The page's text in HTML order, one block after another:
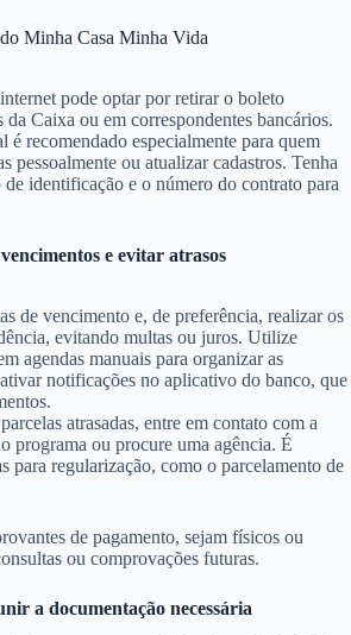
do Minha Casa Minha Vida
pode optar por retirar o boleto
da Caixa ou em correspondentes bancários.
é recomendado especialmente para quem
pessoalmente ou atualizar cadastros. Tenha
identificação e o número do contrato para
e evitar atrasos
de vencimento e, de preferência, realizar os
evitando multas ou juros. Utilize
agendas manuais para organizar as
notificações no aplicativo do banco, que
atrasadas, entre em contato com a
programa ou procure uma agência. É
para regularização, como o parcelamento de
de pagamento, sejam físicos ou
ou comprovações futuras.
a documentação necessária